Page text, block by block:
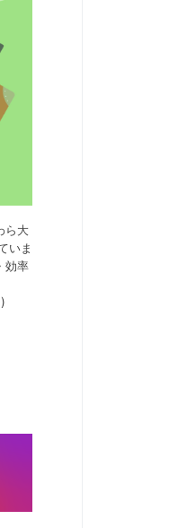
ら大
いま
効率